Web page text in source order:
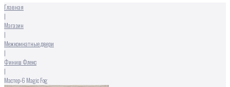
Главная
|
Магазин
|
Межкомнатные двери
|
Финиш Флекс
|
Мастер-6 Magic Fog